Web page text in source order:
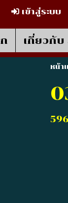
เข้าสู่ระบบ
เกี่ยวกั
หน้า